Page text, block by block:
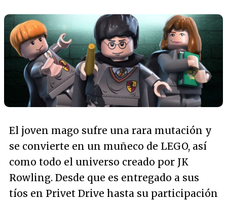
El joven mago sufre una rara mutación y
se convierte en un muñeco de LEGO, así
como todo el universo creado por JK
Rowling. Desde que es entregado a sus
tíos en Privet Drive hasta su participación